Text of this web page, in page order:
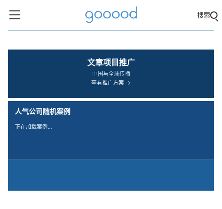
搜索
文章项目推广
中国与全球传播
查看推广方案 →
人气公司随机案例
正在加载案例…